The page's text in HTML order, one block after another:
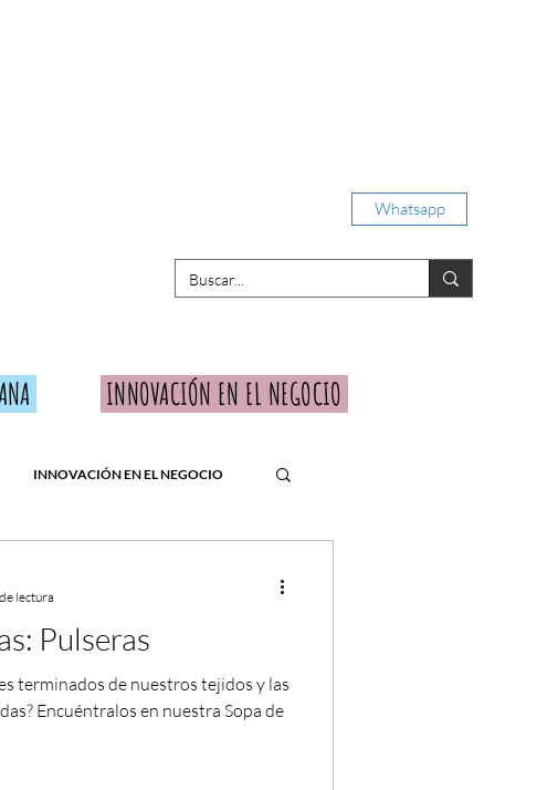
Whatsapp
INNOVACIÓN EN EL NEGOCIO
INNOVACIÓN EN EL NEGOCIO
Pulseras
terminados de nuestros tejidos y las
Sopa de
lectura